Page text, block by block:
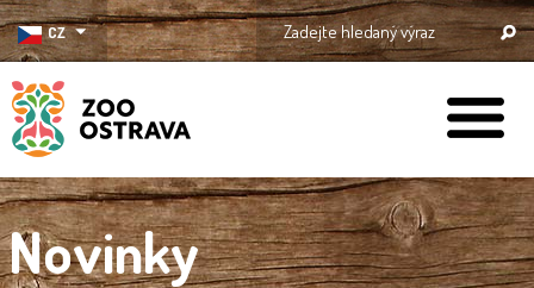
CZ
ZOO Ostrava
Novinky